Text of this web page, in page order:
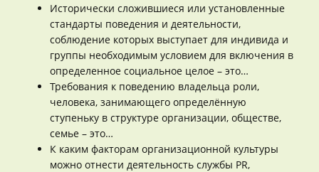
Исторически сложившиеся или установленные
стандарты поведения и деятельности,
соблюдение которых выступает для индивида и
группы необходимым условием для включения в
определенное социальное целое – это…
Требования к поведению владельца роли,
человека, занимающего определённую
ступеньку в структуре организации, обществе,
семье – это…
К каким факторам организационной культуры
можно отнести деятельность службы PR,